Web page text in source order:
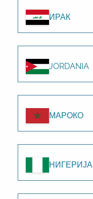
ИРАК
JORDANIA
МАРОКО
НИГЕРИЈА